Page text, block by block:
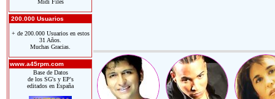
Midi Files
200.000 Usuarios
+ de 200.000 Usuarios en estos
31 Años.
Muchas Gracias.
www.a45rpm.com
Base de Datos
de los SG's y EP's
editados en España